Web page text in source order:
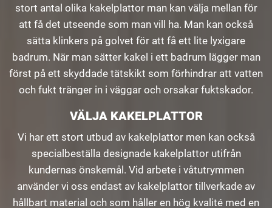
stort antal olika kakelplattor man kan välja mellan för
att få det utseende som man vill ha. Man kan också
sätta klinkers på golvet för att få ett lite lyxigare
badrum. När man sätter kakel i ett badrum lägger man
först på ett skyddade tätskikt som förhindrar att vatten
och fukt tränger in i väggar och orsakar fuktskador.
VÄLJA KAKELPLATTOR
Vi har ett stort utbud av kakelplattor men kan också
specialbeställa designade kakelplattor utifrån
kundernas önskemål. Vid arbete i våtutrymmen
använder vi oss endast av kakelplattor tillverkade av
hållbart material och som håller en hög kvalité med en